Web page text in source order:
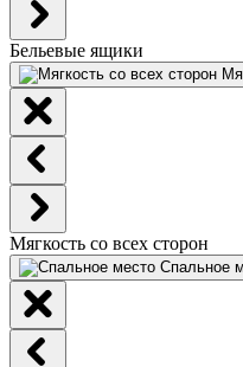
Бельевые ящики
Мягкость со всех сторон
Спальное